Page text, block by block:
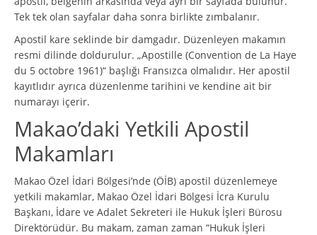
Tek tek olan sayfalar daha sonra birlikte zımbalanır.
Apostil kare seklinde bir damgadır. Düzenleyen makamın
resmi dilinde doldurulur. „Apostille (Convention de La Haye
du 5 octobre 1961)“ başlığı Fransızca olmalıdır. Her apostil
kayıtlıdır ayrıca düzenlenme tarihini ve kendine ait bir
numarayı içerir.
Makao’daki Yetkili Apostil
Makamları
Makao Özel İdari Bölgesi’nde (ÖİB) apostil düzenlemeye
yetkili makamlar, Makao Özel İdari Bölgesi İcra Kurulu
Başkanı, İdare ve Adalet Sekreteri ile Hukuk İşleri Bürosu
Direktörüdür. Bu makam, zaman zaman “Hukuk İşleri